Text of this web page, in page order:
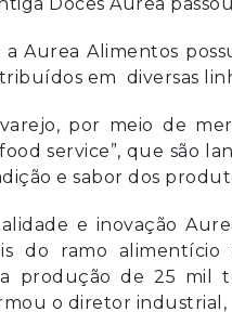
Aurea Alimentos
em diversas
por meio de
service”, que são
e sabor dos
e inovação
do ramo alimentício
produção de 25
o diretor